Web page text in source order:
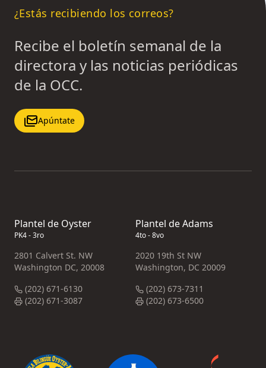
¿Estás recibiendo los correos?
Recibe el boletín semanal de la
directora y las noticias periódicas
de la OCC.
Apúntate
Plantel de Oyster
PK4 - 3ro
2801 Calvert St. NW
Washington DC, 20008
(202) 671-6130
(202) 671-3087
Plantel de Adams
4to - 8vo
2020 19th St NW
Washington, DC 20009
(202) 673-7311
(202) 673-6500